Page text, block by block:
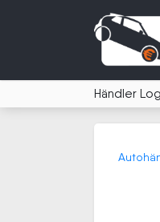
Händler